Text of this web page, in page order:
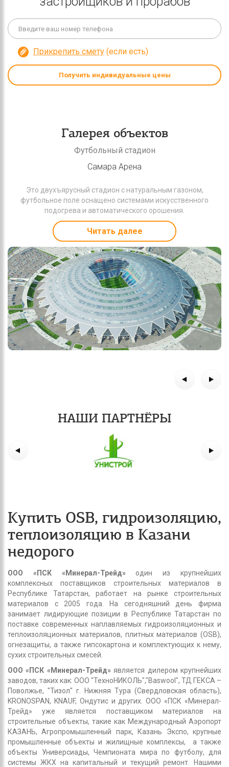
Прикрепить смету (если есть)
Получить индивидуальные цены
Галерея объектов
Футбольный стадион
Самара Арена
Это двухъярусный стадион с натуральным газоном,
футбольное поле оснащено системами искусственного
подогрева и автоматического орошения.
Читать далее
НАШИ ПАРТНЁРЫ
Купить OSB, гидроизоляцию,
теплоизоляцию в Казани
недорого
ООО «ПСК «Минерал-Трейд»один из крупнейших
комплексных поставщиков строительных материалов в
Республике Татарстан, работает на рынке строительных
материалов с 2005 года. На сегодняшний день фирма
занимает лидирующие позиции в Республике Татарстан по
поставке современных наплавляемых гидроизоляционных и
теплоизоляционных материалов, плитных материалов (OSB),
огнезащиты, а также гипсокартона и комплектующих к нему,
сухих строительных смесей.
ООО «ПСК «Минерал-Трейд»является дилером крупнейших
заводов, таких как: ООО "ТехноНИКОЛЬ","Baswool", ТД ГЕКСА –
Поволжье, "Тизол" г. Нижняя Тура (Свердловская область),
KRONOSPAN, KNAUF, Ондутис и других. ООО «ПСК «Минерал-
Трейд» уже является поставщиком материалов на
строительные объекты, такие как Международный Аэропорт
КАЗАНЬ, Агропромышленный парк, Казань Экспо, крупные
промышленные объекты и жилищные комплексы, а также
объекты Универсиады, Чемпионата мира по футболу, для
системы ЖКХ на капитальный и текущий ремонт. Нашими